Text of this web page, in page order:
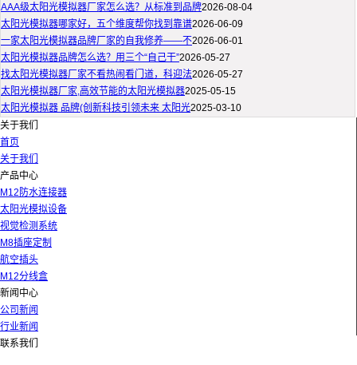
AAA级太阳光模拟器厂家怎么选？从标准到品牌2026-08-04
太阳光模拟器哪家好，五个维度帮你找到靠谱2026-06-09
一家太阳光模拟器品牌厂家的自我修养——不2026-06-01
太阳光模拟器品牌怎么选？用三个“自己干”2026-05-27
找太阳光模拟器厂家不看热闹看门道，科迎法2026-05-27
太阳光模拟器厂家,高效节能的太阳光模拟器2025-05-15
太阳光模拟器 品牌(创新科技引领未来 太阳光2025-03-10
关于我们
首页
关于我们
产品中心
M12防水连接器
太阳光模拟设备
视觉检测系统
M8插座定制
航空插头
M12分线盒
新闻中心
公司新闻
行业新闻
联系我们